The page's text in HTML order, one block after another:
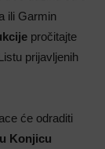
ili Garmin
pročitajte
prijavljenih
će odraditi
u Konjicu